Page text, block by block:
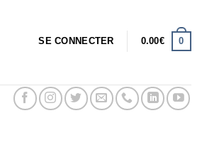
SE CONNECTER 0.00€ 0